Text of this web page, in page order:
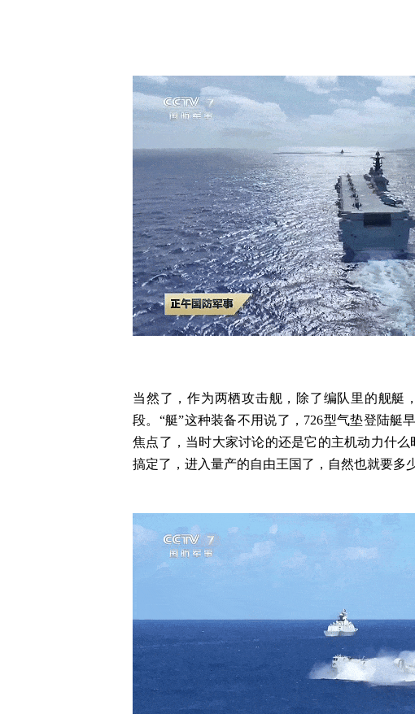
当然了，作为两栖攻击舰，除了编队里的舰艇
段。“艇”这种装备不用说了，726型气垫登陆艇
焦点了，当时大家讨论的还是它的主机动力什
搞定了，进入量产的自由王国了，自然也就要多